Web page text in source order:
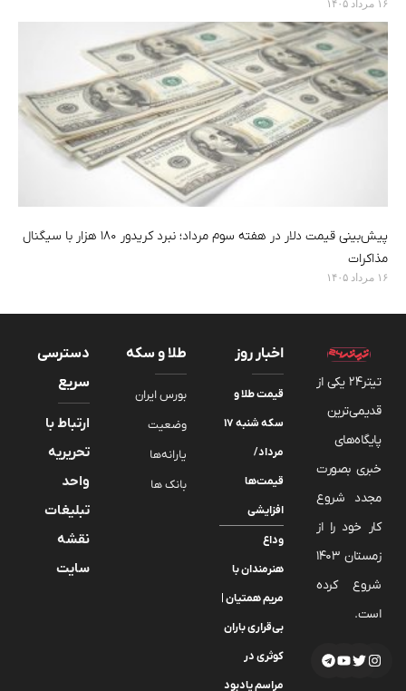
پیش‌بینی قیمت دلار در هفته سوم مرداد؛ نبرد کریدور ۱۸۰ هزار با سیگنال
مذاکرات
۱۶ مرداد ۱۴۰۵
تیتر24 یکی از
قدیمی‌ترین
پایگاه‌های
خبری بصورت
مجدد شروع
کار خود را از
زمستان 1403
شروع کرده
است.
اخبار روز
قیمت طلا و
سکه شنبه ۱۷
مرداد/
قیمت‌ها
افزایشی
وداع
هنرمندان با
مریم همتیان |
بی‌قراری باران
کوثری در
مراسم یادبود
طلا و سکه
بورس ایران
وضعیت
یارانه‌ها
بانک ها
دسترسی
سریع
ارتباط با
تحریریه
واحد
تبلیغات
نقشه
سایت